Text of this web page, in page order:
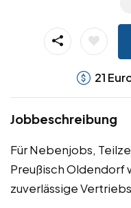
21
Jobbeschreibung
Für Nebenjobs,
Preußisch Oldendorf
zuverlässige